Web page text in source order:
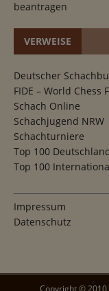
beantragen
VERWEISE
Deutscher
FIDE – World Chess
Schach Online
Schachjugend NRW
Schachturniere
Top 100
Top 100
Impressum
Datenschutz
Copyright © 2010